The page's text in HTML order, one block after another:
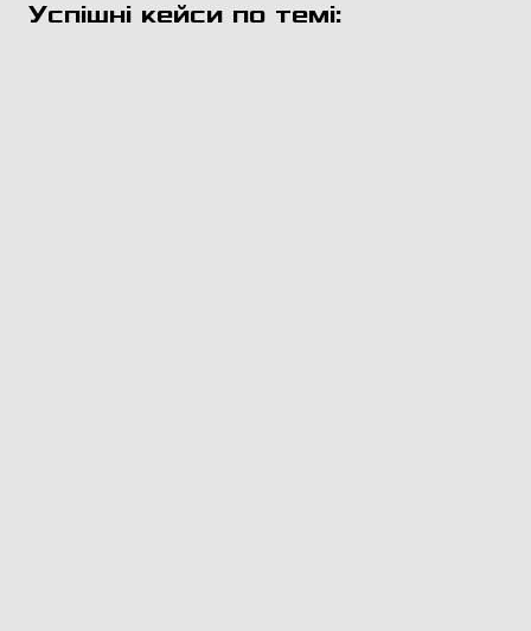
Успішні кейси по темі: